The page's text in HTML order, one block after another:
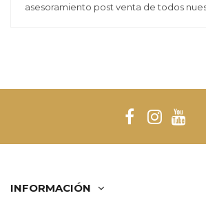
asesoramiento post venta de todos
INFORMACIÓN